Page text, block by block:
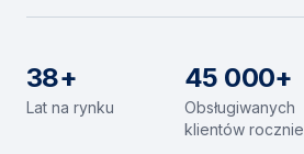
38+
Lat na rynku
45 000+
Obsługiwanych
klientów rocznie